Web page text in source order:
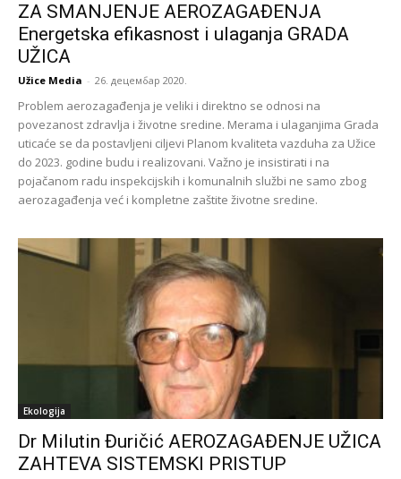
ZA SMANJENJE AEROZAGAĐENJA
Energetska efikasnost i ulaganja GRADA
UŽICA
Užice Media - 26. децембар 2020.
Problem aerozagađenja je veliki i direktno se odnosi na
povezanost zdravlja i životne sredine. Merama i ulaganjima Grada
uticaće se da postavljeni ciljevi Planom kvaliteta vazduha za Užice
do 2023. godine budu i realizovani. Važno je insistirati i na
pojačanom radu inspekcijskih i komunalnih službi ne samo zbog
aerozagađenja već i kompletne zaštite životne sredine.
Ekologija
Dr Milutin Đuričić AEROZAGAĐENJE UŽICA
ZAHTEVA SISTEMSKI PRISTUP